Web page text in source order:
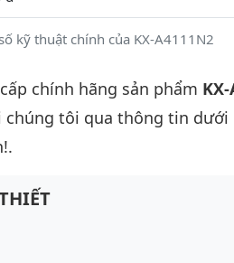
kỹ thuật chính của KX-A4111N2
chính hãng sản phẩm
tôi qua thông tin dưới